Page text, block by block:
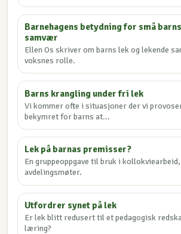
Barnehagens betydning for små
samvær
Ellen Os skriver om barns lek og lekende
voksnes rolle.
Barns krangling under fri lek
Vi kommer ofte i situasjoner der vi
bekymret for barns at...
Lek på barnas premisser?
En gruppeoppgave til bruk i
avdelingsmøter.
Utfordrer synet på lek
Er lek blitt redusert til et pedagogisk
læring?